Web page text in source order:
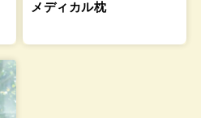
メディカル枕